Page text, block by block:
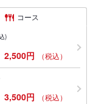
コース
)
2,500円 （税込）
3,500円 （税込）